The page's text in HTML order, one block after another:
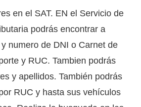
en el SAT. EN el Servicio de
podrás encontrar a
numero de DNI o Carnet de
y RUC. Tambien podrás
y apellidos. También podrás
RUC y hasta sus vehículos